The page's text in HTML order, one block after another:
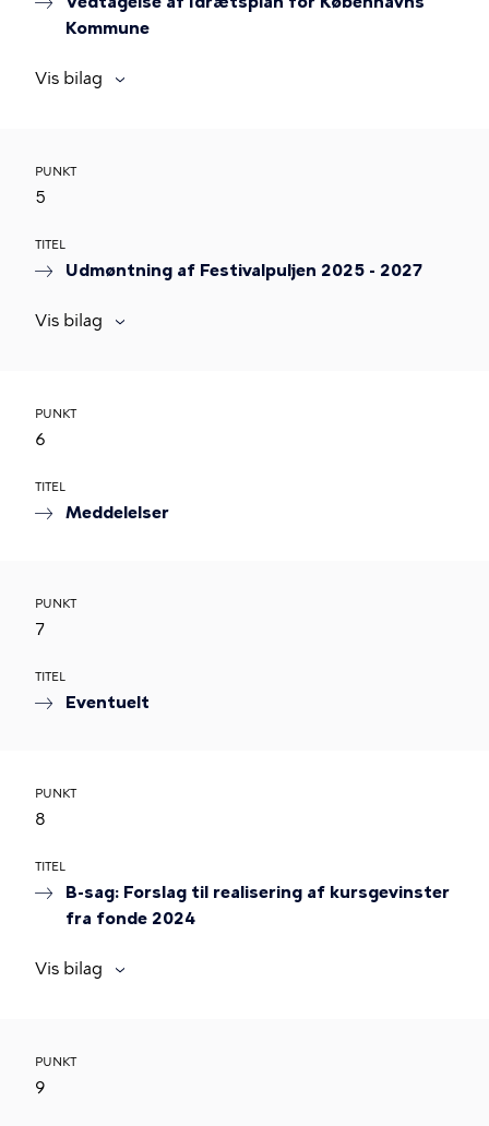
Kommune
Vis bilag
PUNKT
5
TITEL
Udmøntning af Festivalpuljen 2025 - 2027
Vis bilag
PUNKT
6
TITEL
Meddelelser
PUNKT
7
TITEL
Eventuelt
PUNKT
8
TITEL
B-sag: Forslag til realisering af kursgevinster
fra fonde 2024
Vis bilag
PUNKT
9